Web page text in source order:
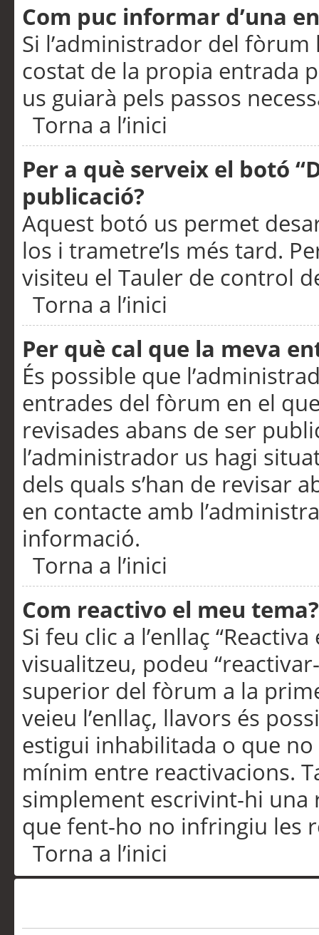
Com puc informar d’una
Si l’administrador del
costat de la propia entrada
us guiarà pels passos
Torna a l’inici
Per a què serveix el botó
publicació?
Aquest botó us permet
los i trametre’ls més tard.
visiteu el Tauler de control
Torna a l’inici
Per què cal que la meva
És possible que
entrades del fòrum en el
revisades abans de ser
l’administrador us hagi
dels quals s’han de revisar
en contacte amb
informació.
Torna a l’inici
Com reactivo el meu tema?
Si feu clic a l’enllaç
visualitzeu, podeu
superior del fòrum a la
veieu l’enllaç, llavors és
estigui inhabilitada o que
mínim entre reactivacions.
simplement escrivint-hi una
que fent-ho no infringiu les
Torna a l’inici